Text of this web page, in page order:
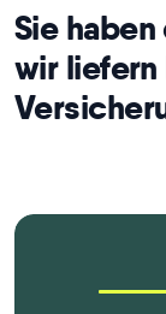
Sie
wir liefern